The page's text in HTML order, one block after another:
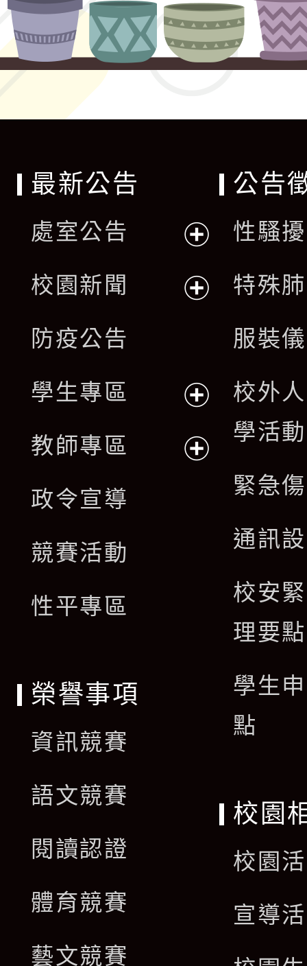
最新公告
處室公告
開
單
校園新聞
選
單
防疫公告
學生專區
開
教師專區
政令宣導
競賽活動
性平專區
公告
性騷
特殊
服裝
校外
學活
緊急
通訊
校安
理要點
學生
點
榮譽事項
資訊競賽
語文競賽
閱讀認證
體育競賽
藝文競賽
校園
校園
宣導